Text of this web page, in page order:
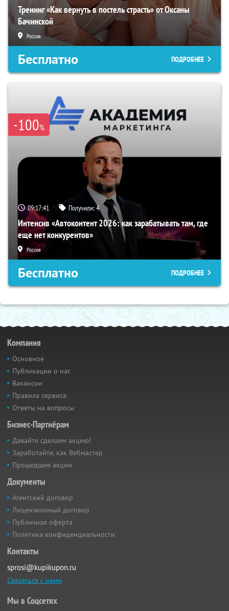
Тренинг «Как вернуть в постель страсть» от Оксаны
Бачинской
Россия
Бесплатно ПОДРОБНЕЕ
-100%
09:17:40 Получили:4
Интенсив «Автоконтент 2026: как зарабатывать там, где
еще нет конкурентов»
Россия
Бесплатно ПОДРОБНЕЕ
Компания
Основное
Публикации о нас
Вакансии
Правила сервиса
Ответы на вопросы
Бизнес-Партнёрам
Давайте сделаем акцию!
Заработайте, как Вебмастер
Прошедшие акции
Документы
Агентский договор
Лицензионный договор
Публичная оферта
Политика конфиденциальности
Контакты
sprosi@kupikupon.ru
Связаться с нами
Мы в Соцсетях